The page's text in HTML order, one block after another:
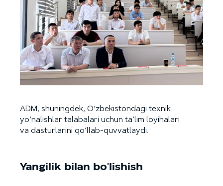
ADM, shuningdek, O‘zbekistondagi texnik
yo‘nalishlar talabalari uchun ta’lim loyihalari
va dasturlarini qo‘llab-quvvatlaydi.
Yangilik bilan bo'lishish